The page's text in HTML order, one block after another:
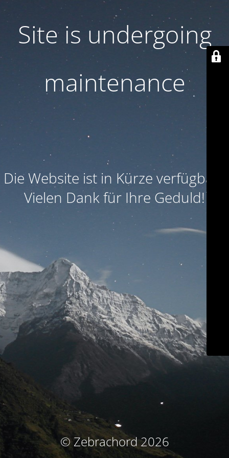
Site is undergoing
maintenance
Die Website ist in Kürze verfügbar.
Vielen Dank für Ihre Geduld!
© Zebrachord 2026